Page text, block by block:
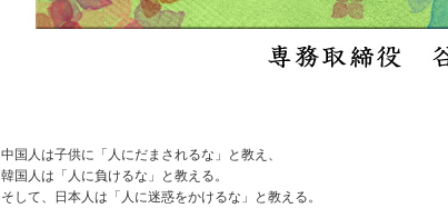
中国人は子供に「人にだまされるな」と教え、
韓国人は「人に負けるな」と教える。
そして、日本人は「人に迷惑をかけるな」と教える。